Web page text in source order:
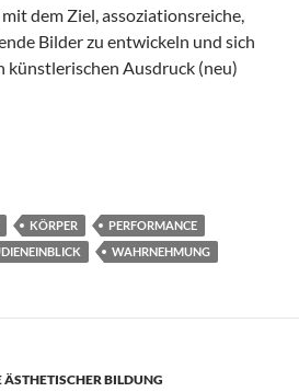
dem Ziel, assoziationsreiche,
Bilder zu entwickeln und sich
künstlerischen Ausdruck (neu)
Art als Kunst des Handelns
KÖRPER
PERFORMANCE
WAHRNEHMUNG
BILDUNG